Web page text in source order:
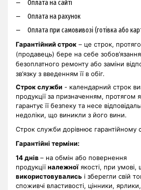
Оплата на сайті
Оплата на рахунок
Оплата при самовивозі (готівка або
Гарантійний строк – це строк,
(продавець) бере на себе
безоплатного ремонту або заміни
зв’язку з введенням її в обіг.
Строк служби - календарний строк
продукції за призначенням, протягом
гарантує її безпеку та несе
недоліки, що виникли з його вини.
Строк служби дорівнює гарантійному
Гарантійні терміни:
14 днів – на обмін або повернення
продукціїналежної якості, при умові,
використовувались і зберегли свій
споживчі властивості, цінники,